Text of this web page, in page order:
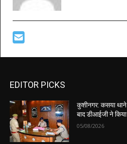
EDITOR PICKS
कुशीनगर: कसया थाने
बाद डीआईजी ने
05/08/2026